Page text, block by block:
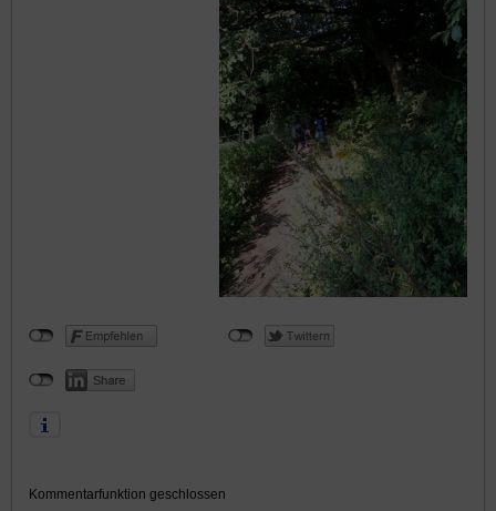
Kommentarfunktion geschlossen